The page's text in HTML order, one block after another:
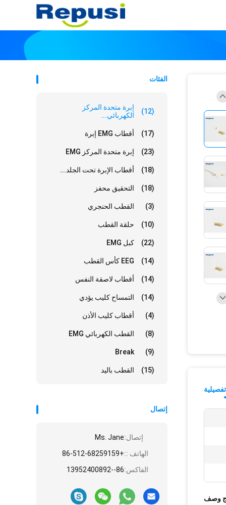
الفئات
إبرة متحدة المركز
الكهربائي...
(12)
أقطاب EMG إبرة (17)
إبرة متحدة المركز EMG (23)
أقطاب الإبرة تحت الجلد... (18)
التحقيق محفز (18)
القطب الحنجري (3)
حلقة القطب (10)
كبل EMG (22)
EEG كأس القطب (14)
أقطاب لاصقة النفس (14)
التمساح كليب يؤدي (14)
أقطاب كليب الأذن (4)
القطب الكهربائي EMG (8)
Break (9)
القطب باليد (15)
إتصال
إتصال:Ms. Jane
الهاتف ::+86-512-68259159
الفاكس:86--13952400892
وصف